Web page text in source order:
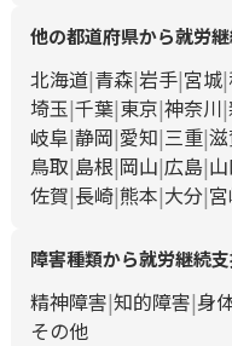
他の都道府県から就労
北海道 青森 岩手 宮城
埼玉 千葉 東京 神奈川
岐阜 静岡 愛知 三重
鳥取 島根 岡山 広島
佐賀 長崎 熊本 大分
障害種類から就労継続
精神障害 知的障害 身
その他